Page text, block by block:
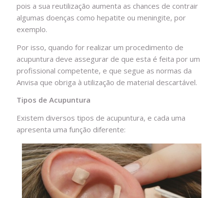
pois a sua reutilização aumenta as chances de contrair
algumas doenças como hepatite ou meningite, por
exemplo.
Por isso, quando for realizar um procedimento de
acupuntura deve assegurar de que esta é feita por um
profissional competente, e que segue as normas da
Anvisa que obriga à utilização de material descartável.
Tipos de Acupuntura
Existem diversos tipos de acupuntura, e cada uma
apresenta uma função diferente: